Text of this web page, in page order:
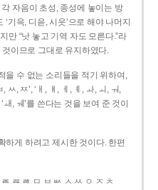
각 자음이 초성, 종성에 놓이는 방
‘기윽, 디읃, 시읏’으로 해야 나머지
만 “낫 놓고 기역 자도 모른다.”라
이므로 그대로 유지하였다.
을 수 없는 소리들을 적기 위하여,
ㅆ, ㅉ’, ‘ㅐ, ㅒ, ㅔ, ㅖ, ㅘ, ㅚ, ㅝ,
, ㅞ’를 쓴다는 것을 보여 준 것이
하게 하려고 제시한 것이다. 한편
ㄿ ㅀ ㅁ ㅂ ㅄ ㅅ ㅆ ㅇ ㅈ ㅊ